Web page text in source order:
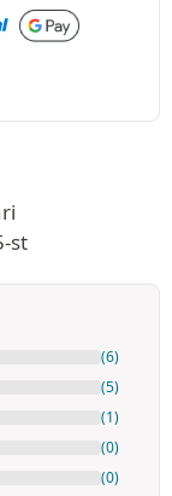
st
(6)
(5)
(1)
(0)
(0)